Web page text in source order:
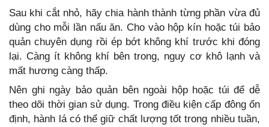
Sau khi cắt nhỏ, hãy chia hành thành từng phần vừa đủ
dùng cho mỗi lần nấu ăn. Cho vào hộp kín hoặc túi bảo
quản chuyên dụng rồi ép bớt không khí trước khi đóng
lại. Càng ít không khí bên trong, nguy cơ khô lạnh và
mất hương càng thấp.
Nên ghi ngày bảo quản bên ngoài hộp hoặc túi để dễ
theo dõi thời gian sử dụng. Trong điều kiện cấp đông ổn
định, hành lá có thể giữ chất lượng tốt trong nhiều tuần,